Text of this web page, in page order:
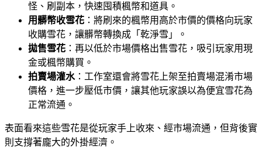
怪、刷副本，快速囤積楓幣和道具。
用髒幣收雪花 ：將刷來的楓幣用高於市價的價格向玩家
收購雪花，讓髒幣轉換成「乾淨雪」。
拋售雪花 ：再以低於市場價格出售雪花，吸引玩家用現
金或楓幣購買。
拍賣場灌水：工作室還會將雪花上架至拍賣場混淆市場
價格，進一步壓低市價，讓其他玩家誤以為便宜雪花為
正常流通。
表面看來這些雪花是從玩家手上收來、經市場流通，但背後實
則支撐著龐大的外掛經濟。